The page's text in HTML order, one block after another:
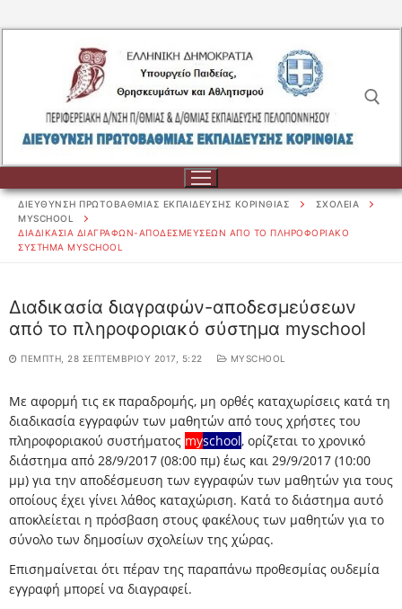
περιεχόμενο
Αναζήτηση για:
ΔΙΟΙΚΗΣΗ
ΔΙΟΙΚΗΣΗ
ΟΡΓΑΝΟΓΡΑΜΜΑ
ΔΙΕΥΘΥΝΤΗΣ
ΠΥΣΠΕ
ΔΕΛΤΙΑ ΤΥΠΟΥ
ΣΧΟΛΕΙΑ
ΣΧΟΛΕΙΑ
ΧΩΡΟΤΑΞΙΚΗ ΚΑΤΑΝΟΜΗ
ΧΩΡΟΤΑΞΙΚΗ ΚΑΤΑΝΟΜΗ
ΧΑΡΤΗΣ
e-ΧΑΡΤΗΣ
ΠΕΡΙΦΕΡΕΙΕΣ ΣΧΟΛΕΙΩΝ
ΣΤΟΙΧΕΙΑ ΣΧΟΛΙΚΩΝ ΜΟΝΑΔΩΝ
ΣΤΟΙΧΕΙΑ ΣΧΟΛΙΚΩΝ ΜΟΝΑΔΩΝ
ΟΜΑΔΕΣ ΣΧΟΛΕΙΩΝ
ΚΑΤΗΓΟΡΙΕΣ ΜΟΡΙΑ
ΔΙΕΥΘΥΝΣΕΙΣ-ΤΗΛΕΦΩΝΑ ΣΧΟΛΕΙΩΝ
ΣΥΜΒΟΥΛΟΙ ΕΚΠΑΙΔΕΥΣΗΣ
ΙΔΙΩΤΙΚΗ ΕΚΠΑΙΔΕΥΣΗ
ΕΚΠΑΙΔΕΥΤΙΚΟΙ
ΕΚΠΑΙΔΕΥΤΙΚΟΙ
ΠΡΟΣΛΗΨΕΙΣ – ΔΙΟΡΙΣΜΟΙ
ΑΝΑΠΛΗΡΩΤΕΣ
ΤΟΠΟΘΕΤΗΣΕΙΣ
ΜΕΤΑΘΕΣΕΙΣ
ΜΕΛΕΤΕΣ – ΔΡΑΣΕΙΣ
ΜΕΛΕΤΕΣ – ΔΡΑΣΕΙΣ
ΕΠΙΣΤΗΜΟΝΙΚΗ ΕΠΕΤΗΡΙΔΑ
ΚΑΙΝΟΤΟΜΕΣ ΔΡΑΣΕΙΣ
ΣΥΝΕΔΡΙΟ
ΕΠΟΠΤΡΙΑ-ΣΥΜΒΟΥΛΟΙ
ΕΠΟΠΤΡΙΑ-ΣΥΜΒΟΥΛΟΙ
ΕΠΙΜΟΡΦΩΣΕΙΣ ΕΠΟΠΤΡΙΑΣ ΠΟΙΟΤΗΤΑΣ
ΕΠΙΜΟΡΦΩΣΕΙΣ ΣΥΜΒΟΥΛΩΝ ΕΚΠΑΙΔΕΥΣΗΣ
ΕΝΤΥΠΑ
ΟΙΚΟΝΟΜΙΚΑ
ΟΙΚΟΝΟΜΙΚΑ
ERASMUS+
ΔΙΕΥΘΥΝΣΗ ΠΡΩΤΟΒΑΘΜΙΑΣ ΕΚΠΑΙΔΕΥΣΗΣ ΚΟΡΙΝΘΙΑΣ
ΣΧΟΛΕΙΑ
MYSCHOOL
ΔΙΑΔΙΚΑΣΊΑ ΔΙΑΓΡΑΦΏΝ-ΑΠΟΔΕΣΜΕΎΣΕΩΝ ΑΠΌ ΤΟ ΠΛΗΡΟΦΟΡΙ
ΑΚΌ ΣΎΣΤΗΜΑ MYSCHOOL
Διαδικασία διαγραφών-αποδεσμεύσεων
από το πληροφοριακό σύστημα myschool
ΠΈΜΠΤΗ, 28 ΣΕΠΤΕΜΒΡΊΟΥ 2017, 5:22 MYSCHOOL
Με αφορμή τις εκ παραδρομής, μη ορθές καταχωρίσεις κατά τη
διαδικασία εγγραφών των μαθητών από τους χρήστες του
πληροφοριακού συστήματος myschool, ορίζεται το χρονικό
διάστημα από 28/9/2017 (08:00 πμ) έως και 29/9/2017 (10:00
μμ) για την αποδέσμευση των εγγραφών των μαθητών για τους
οποίους έχει γίνει λάθος καταχώριση. Κατά το διάστημα αυτό
αποκλείεται η πρόσβαση στους φακέλους των μαθητών για το
σύνολο των δημοσίων σχολείων της χώρας.
Επισημαίνεται ότι πέραν της παραπάνω προθεσμίας ουδεμία
εγγραφή μπορεί να διαγραφεί.